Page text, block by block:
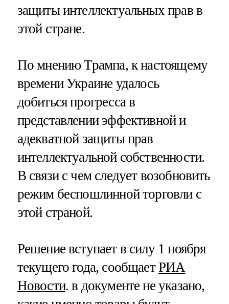
защиты интеллектуальных прав в
этой стране.
По мнению Трампа, к настоящему
времени Украине удалось
добиться прогресса в
представлении эффективной и
адекватной защиты прав
интеллектуальной собственности.
В связи с чем следует возобновить
режим беспошлинной торговли с
этой страной.
Решение вступает в силу 1 ноября
текущего года, сообщаетРИА
Новости. в документе не указано,